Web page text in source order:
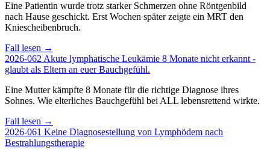
Eine Patientin wurde trotz starker Schmerzen ohne Röntgenbild
nach Hause geschickt. Erst Wochen später zeigte ein MRT den
Kniescheibenbruch.
Fall lesen →
2026-062 Akute lymphatische Leukämie 8 Monate nicht erkannt -
glaubt als Eltern an euer Bauchgefühl.
Eine Mutter kämpfte 8 Monate für die richtige Diagnose ihres
Sohnes. Wie elterliches Bauchgefühl bei ALL lebensrettend wirkte.
Fall lesen →
2026-061 Keine Diagnosestellung von Lymphödem nach
Bestrahlungstherapie